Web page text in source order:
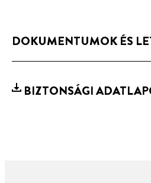
DOKUMENTUMOK ÉS
BIZTONSÁGI